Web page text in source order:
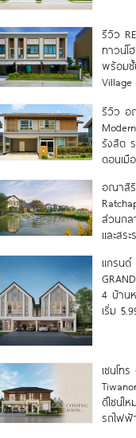
รีวิว
ทาวน์โ
พร้อมชั้
รีวิว อ
รังสิต
ดอนเมื
อณาสิริ
ส่วนกล
และสร
แกรนด์
4 บ้าน
เริ่ม
เซนโท
ดีไซน์ใ
รถไฟฟ้